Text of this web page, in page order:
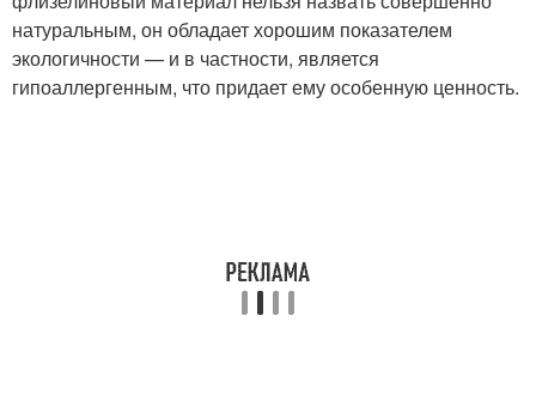
натуральным, он обладает хорошим показателем
экологичности — и в частности, является
гипоаллергенным, что придает ему особенную ценность.